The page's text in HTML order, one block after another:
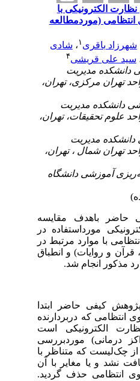
الکترونیکی با
(موردمطالعه
باقری۱ ،شادی
علی قریشی
دانشکده مدیریت
تهران مرکزی، تهران،
دانشکده مدیریت
علوم تحقیقات، تهران،
مدیریت
تهران شمال ، تهران،
آموزشی دانشگاه
باهدف مقایسه
مورداستفاده در
با موارد مرتبط در
قرآن و روایات) و انطباق
مذکور انجام شد.
کیفی حاضر ابتدا
که دربردارنده
الکترونیکی است
درمانی) موردبررسی
چک‌لیست که متناظر با
نشد و یا مغایر با آن
انتظامی حذف گردید.